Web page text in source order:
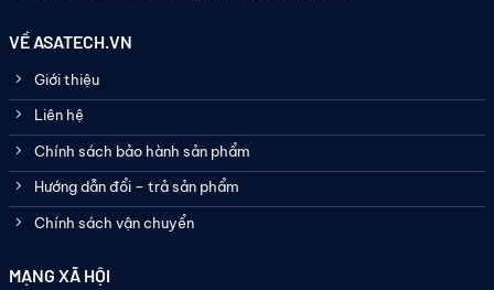
VỀ ASATECH.VN
Giới thiệu
Liên hệ
Chính sách bảo hành sản phẩm
Hướng dẫn đổi – trả sản phẩm
Chính sách vận chuyển
MẠNG XÃ HỘI